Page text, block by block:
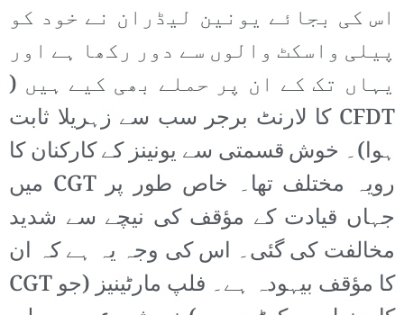
اس کی بجائے یونین لیڈران نے خود کو
پیلی واسکٹ والوں سے دور رکھا ہے اور
یہاں تک کے ان پر حملے بھی کیے ہیں (
CFDT کا لارنٹ برجر سب سے زہریلا ثابت
ہوا)۔ خوش قسمتی سے یونینز کے کارکنان کا
رویہ مختلف تھا۔ خاص طور پر CGT میں
جہاں قیادت کے مؤقف کی نیچے سے شدید
مخالفت کی گئی۔ اس کی وجہ یہ ہے کہ ان
کا مؤقف بیہودہ ہے۔ فلپ مارٹینیز (جو CGT